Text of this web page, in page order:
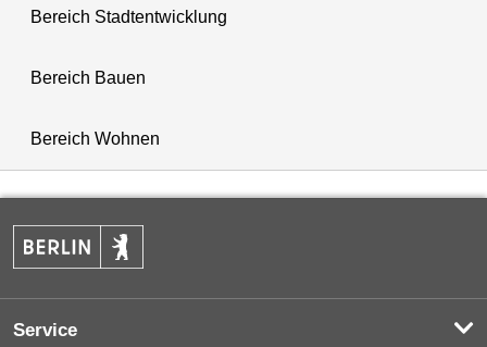
Bereich Stadtentwicklung
Bereich Bauen
Bereich Wohnen
Service